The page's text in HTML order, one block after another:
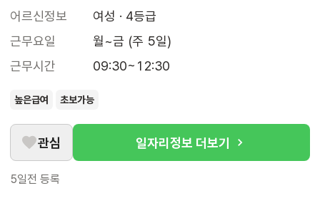
어르신정보
여성 · 4등급
근무요일
월~금 (주 5일)
근무시간
09:30~12:30
높은급여 초보가능
관심 일자리정보 더보기
5일전 등록